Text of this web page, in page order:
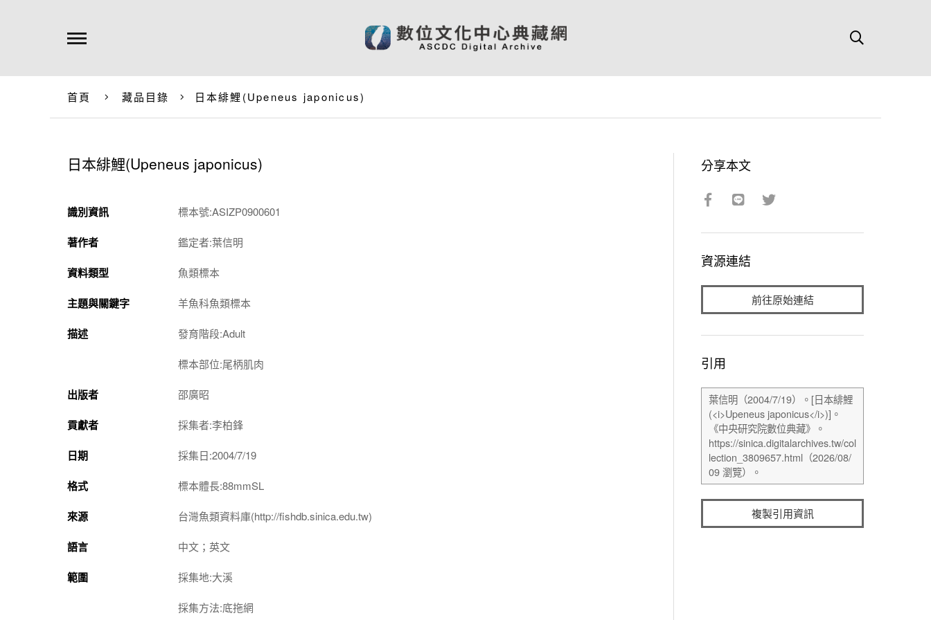
首頁 藏品目錄 日本緋鯉(Upeneus japonicus)
日本緋鯉(Upeneus japonicus)
識別資訊 標本號:ASIZP0900601
著作者 鑑定者:葉信明
資料類型 魚類標本
主題與關鍵字 羊魚科魚類標本
描述 發育階段:Adult
標本部位:尾柄肌肉
出版者 邵廣昭
貢獻者 採集者:李柏鋒
日期 採集日:2004/7/19
格式 標本體長:88mmSL
來源 台灣魚類資料庫(http://fishdb.sinica.edu.tw)
語言 中文；英文
範圍 採集地:大溪
採集方法:底拖網
分享本文
資源連結
前往原始連結
引用
複製引用資訊